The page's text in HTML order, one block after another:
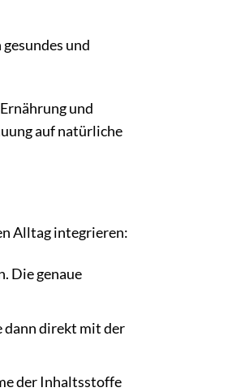
und
und
auf natürliche
Alltag integrieren:
Die genaue
dann direkt mit der
der Inhaltsstoffe